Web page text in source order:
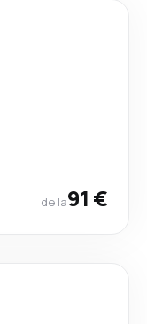
de la91 €